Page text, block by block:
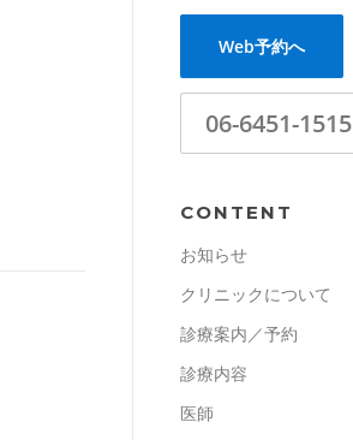
Web予約へ
06-6451-1515
CONTENT
お知らせ
クリニックについて
診療案内／予約
診療内容
医師